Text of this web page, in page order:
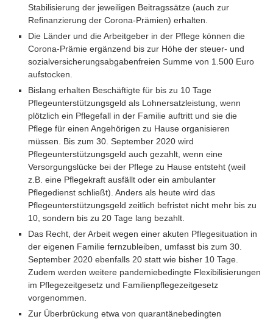
Stabilisierung der jeweiligen Beitragssätze (auch zur
Refinanzierung der Corona-Prämien) erhalten.
Die Länder und die Arbeitgeber in der Pflege können die
Corona-Prämie ergänzend bis zur Höhe der steuer- und
sozialversicherungsabgabenfreien Summe von 1.500 Euro
aufstocken.
Bislang erhalten Beschäftigte für bis zu 10 Tage
Pflegeunterstützungsgeld als Lohnersatzleistung, wenn
plötzlich ein Pflegefall in der Familie auftritt und sie die
Pflege für einen Angehörigen zu Hause organisieren
müssen. Bis zum 30. September 2020 wird
Pflegeunterstützungsgeld auch gezahlt, wenn eine
Versorgungslücke bei der Pflege zu Hause entsteht (weil
z.B. eine Pflegekraft ausfällt oder ein ambulanter
Pflegedienst schließt). Anders als heute wird das
Pflegeunterstützungsgeld zeitlich befristet nicht mehr bis zu
10, sondern bis zu 20 Tage lang bezahlt.
Das Recht, der Arbeit wegen einer akuten Pflegesituation in
der eigenen Familie fernzubleiben, umfasst bis zum 30.
September 2020 ebenfalls 20 statt wie bisher 10 Tage.
Zudem werden weitere pandemiebedingte Flexibilisierungen
im Pflegezeitgesetz und Familienpflegezeitgesetz
vorgenommen.
Zur Überbrückung etwa von quarantänebedingten